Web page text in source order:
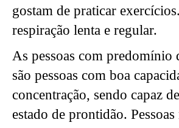
gostam de praticar
respiração lenta e regular.
As pessoas com predomínio
são pessoas com boa
concentração, sendo capaz
estado de prontidão.